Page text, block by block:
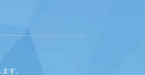
す。